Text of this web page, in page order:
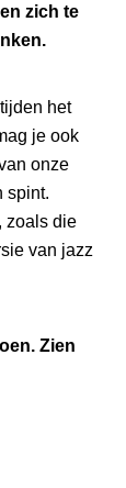
zich te
het
je ook
onze
spint.
zoals die
van jazz
Zien